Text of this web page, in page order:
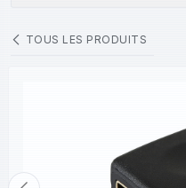
TOUS LES PRODUITS